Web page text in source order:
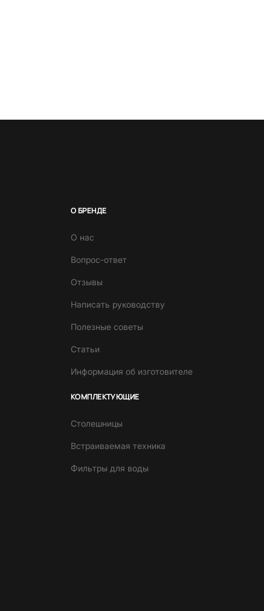
О БРЕНДЕ
О нас
Вопрос-ответ
Отзывы
Написать руководству
Полезные советы
Статьи
Информация об изготовителе
КОМПЛЕКТУЮЩИЕ
Столешницы
Встраиваемая техника
Фильтры для воды